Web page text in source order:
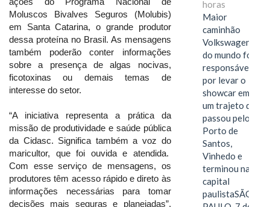
Moluscos Bivalves Seguros (Molubis)
em Santa Catarina, o grande produtor
dessa proteína no Brasil. As mensagens
também poderão conter informações
sobre a presença de algas nocivas,
ficotoxinas ou demais temas de
interesse do setor.
“A iniciativa representa a prática da
missão de produtividade e saúde pública
da Cidasc. Significa também a voz do
maricultor, que foi ouvida e atendida.
Com esse serviço de mensagens, os
produtores têm acesso rápido e direto às
informações necessárias para tomar
decisões mais seguras e planejadas”,
horas
Maior
caminhão
Volkswagen
do mundo foi
responsável
por levar o
showcar em
um trajeto que
passou pelo
Porto de
Santos,
Vinhedo e
terminou na
capital
paulistaSÃO